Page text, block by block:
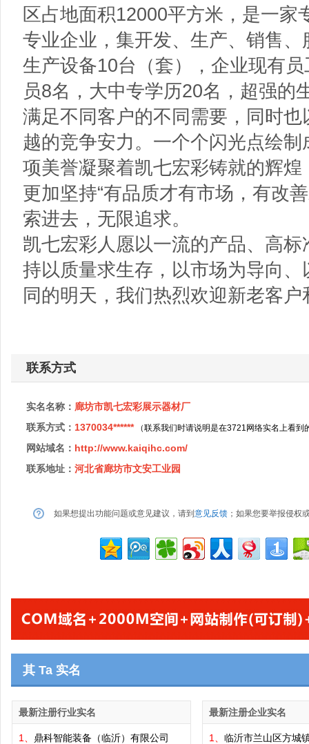
区占地面积12000平方米，是一
专业企业，集开发、生产、销售
生产设备10台（套），企业现有
员8名，大中专学历20名，超强的
满足不同客户的不同需要，同时
越的竞争安力。一个个闪光点绘
项美誉凝聚着凯七宏彩铸就的辉
更加坚持“有品质才有市场，有改
索进去，无限追求。
凯七宏彩人愿以一流的产品、高
持以质量求生存，以市场为导向
同的明天，我们热烈欢迎新老客
联系方式
实名名称： 廊坊市凯七宏彩展示器材厂
联系方式： 1370034******（联系我们时请说明是在3721网络实名上看到
网站域名： http://www.kaiqihc.com/
联系地址： 河北省廊坊市文安工业园
如果想提出功能问题或意见建议，请到 意见反馈 ；如果您要举报侵权
其 Ta 实名
最新注册行业实名
1、 鼎科智能装备（临沂）有限公司
最新注册企业实名
1、 临沂市兰山区方城